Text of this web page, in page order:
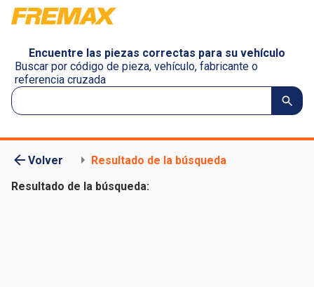
Encuentre las piezas correctas para su vehículo
Buscar por código de pieza, vehículo, fabricante o
referencia cruzada
Volver
Resultado de la búsqueda
Resultado de la búsqueda: